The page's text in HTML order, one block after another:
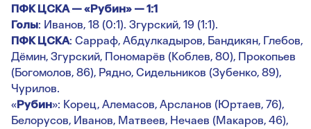
ПФК ЦСКА — «Рубин» — 1:1
Голы: Иванов, 18 (0:1). Згурский, 19 (1:1).
ПФК ЦСКА: Сарраф, Абдулкадыров, Бандикян, Глебов,
Дёмин, Згурский, Пономарёв (Коблев, 80), Прокопьев
(Богомолов, 86), Рядно, Сидельников (Зубенко, 89),
Чурилов.
«Рубин»: Корец, Алемасов, Арсланов (Юртаев, 76),
Белорусов, Иванов, Матвеев, Нечаев (Макаров, 46),